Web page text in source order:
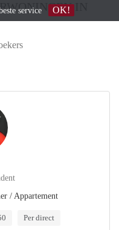
IN
/ Appartement
Per direct
service OK!